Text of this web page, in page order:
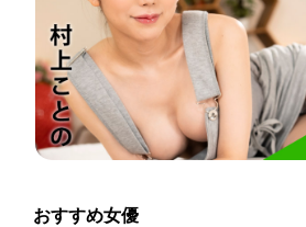
おすすめ女優